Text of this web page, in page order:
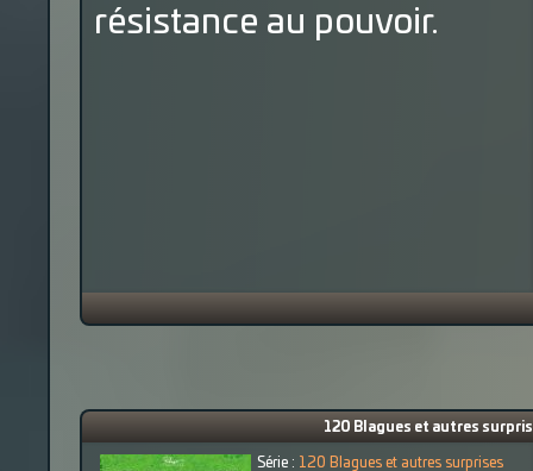
résistance au pouvoir.
120 Blagues et autres
Série : 120 Blagues et autres surprises